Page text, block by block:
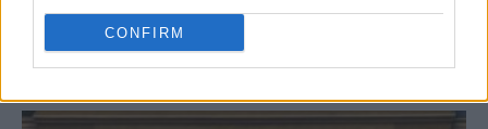
CONFIRM
ΣΧΕΤΙΚΆ ΆΡΘΡΑ